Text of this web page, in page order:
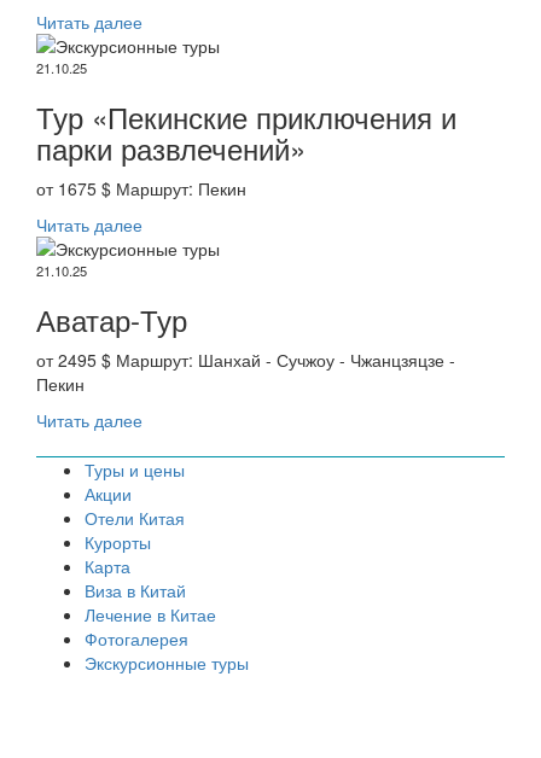
Читать далее
21.10.25
Тур «Пекинские приключения и
парки развлечений»
от 1675 $ Маршрут: Пекин
Читать далее
21.10.25
Аватар-Тур
от 2495 $ Маршрут: Шанхай - Сучжоу - Чжанцзяцзе -
Пекин
Читать далее
Туры и цены
Акции
Отели Китая
Курорты
Карта
Виза в Китай
Лечение в Китае
Фотогалерея
Экскурсионные туры